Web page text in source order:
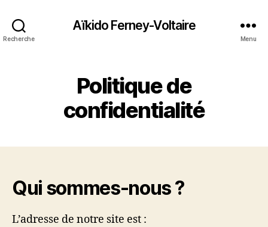
Recherche
Aïkido Ferney-Voltaire
Menu
Politique de
confidentialité
Qui sommes-nous ?
L’adresse de notre site est :